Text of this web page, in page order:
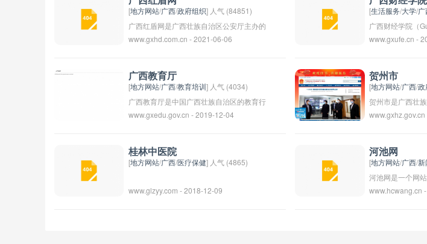
户可以关注他人，收藏内容，发表评论等。
整体而言，红豆社区是一个提供交流分享平
台的社区。
渠道之一。
[地方网站/广西/政府组织] 人气 (84851)
广西红盾网是广西壮族自治区公安厅主办的
一个官方网站，旨在提供公安、安全等相关
内容包括警情快讯、法律法规、安全提示等
内容，帮助公众更好地了解和遵守法律法
规，增强安全意识。通过这个网站，人们可
以及时获取最新的安全信息，同时也可以与
www.gxhd.com.cn - 2021-06-06
[生活服务/大学/
广西财经学院（
Finance and
科院校，为广西
www.gxufe.cn -
广西教育厅
[地方网站/广西/教育培训] 人气 (4034)
广西教育厅是中国广西壮族自治区的教育行
政部门，负责制定和实施广西的教育政策，
主要职能包括教育规划、教育管理、教育改
革、教育资源配置等方面的工作。其目标是
平，推动人才培养工作。
www.gxedu.gov.cn - 2019-12-04
贺州市
[地方网站/广西/政
贺州市是广西壮
于广西东南部，
八角寨、卧龙洞
州还是一个生态
色植被和清澈的
去处。贺州市也
桂林中医院
[地方网站/广西/医疗保健] 人气 (4865)
www.glzyy.com - 2018-12-09
河池网
[地方网站/广西/
河池网是一个网
可能指的是河池
www.hcwang.cn